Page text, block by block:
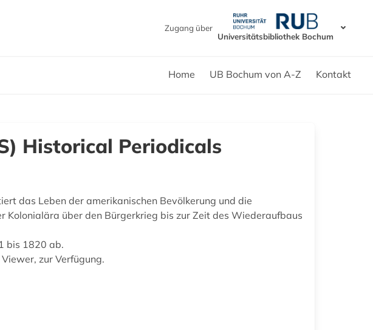
Zugang über
Universitätsbibliothek Bochum
Home UB Bochum von A-Z Kontakt
Historical Periodicals
das Leben der amerikanischen Bevölkerung und die
über den Bürgerkrieg bis zur Zeit des Wiederaufbaus
bis 1820 ab.
zur Verfügung.